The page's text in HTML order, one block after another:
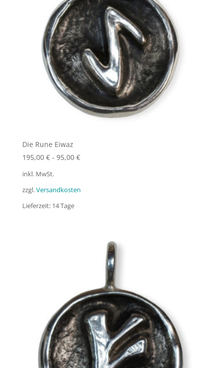
Die Rune Eiwaz
195,00 €- 95,00 €
inkl. MwSt.
zzgl.Versandkosten
Lieferzeit: 14 Tage